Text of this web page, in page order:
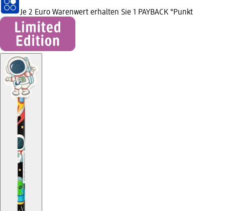
Je 2 Euro Warenwert erhalten Sie 1 PAYBACK °Punkt